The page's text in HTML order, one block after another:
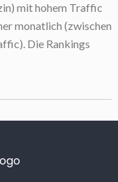
mit hohem Traffic
monatlich (zwischen
Die Rankings